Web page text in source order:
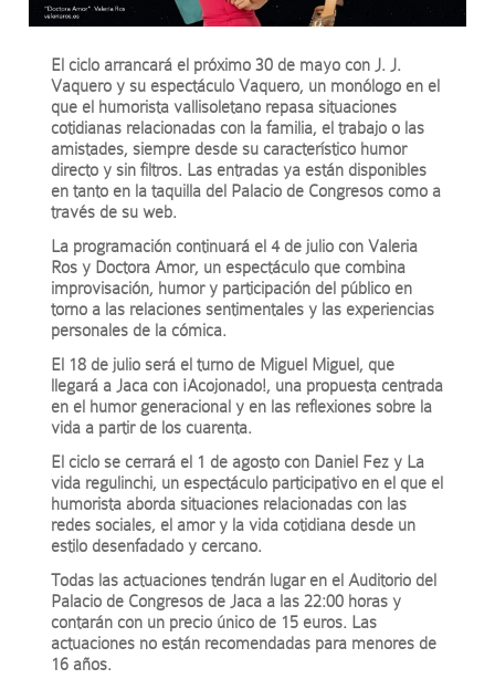
El ciclo arrancará el próximo 30 de mayo con J. J.
Vaquero y su espectáculo Vaquero, un monólogo en el
que el humorista vallisoletano repasa situaciones
cotidianas relacionadas con la familia, el trabajo o las
amistades, siempre desde su característico humor
directo y sin filtros. Las entradas ya están disponibles
en tanto en la taquilla del Palacio de Congresos como a
través de su web.
La programación continuará el 4 de julio con Valeria
Ros y Doctora Amor, un espectáculo que combina
improvisación, humor y participación del público en
torno a las relaciones sentimentales y las experiencias
personales de la cómica.
El 18 de julio será el turno de Miguel Miguel, que
llegará a Jaca con ¡Acojonado!, una propuesta centrada
en el humor generacional y en las reflexiones sobre la
vida a partir de los cuarenta.
El ciclo se cerrará el 1 de agosto con Daniel Fez y La
vida regulinchi, un espectáculo participativo en el que el
humorista aborda situaciones relacionadas con las
redes sociales, el amor y la vida cotidiana desde un
estilo desenfadado y cercano.
Todas las actuaciones tendrán lugar en el Auditorio del
Palacio de Congresos de Jaca a las 22:00 horas y
contarán con un precio único de 15 euros. Las
actuaciones no están recomendadas para menores de
16 años.